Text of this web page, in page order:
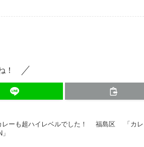
！
レーも超ハイレベルでした！ 福島区 「カレ